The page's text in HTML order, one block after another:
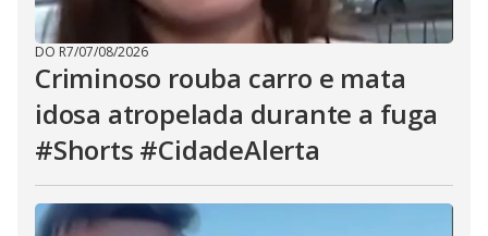
DO R7/07/08/2026
Criminoso rouba carro e mata
idosa atropelada durante a fuga
#Shorts #CidadeAlerta